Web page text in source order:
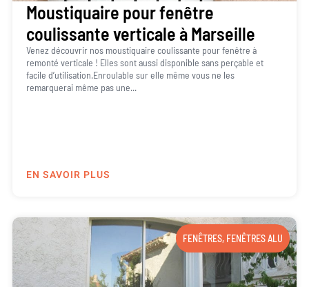
Moustiquaire pour fenêtre
coulissante verticale à Marseille
Venez découvrir nos moustiquaire coulissante pour fenêtre à
remonté verticale ! Elles sont aussi disponible sans perçable et
facile d’utilisation.Enroulable sur elle même vous ne les
remarquerai même pas une...
EN SAVOIR PLUS
FENÊTRES, FENÊTRES ALU